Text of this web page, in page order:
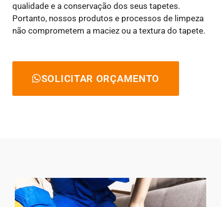
qualidade e a conservação dos seus tapetes.
Portanto, nossos produtos e processos de limpeza
não comprometem a maciez ou a textura do tapete.
SOLICITAR ORÇAMENTO